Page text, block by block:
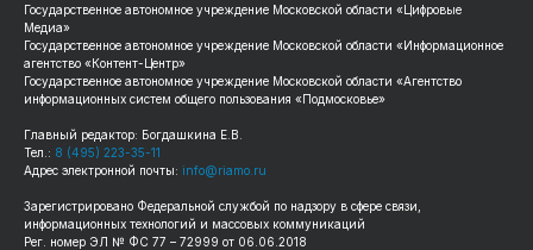
Государственное автономное учреждение Московской области «Цифровые
Медиа»
Государственное автономное учреждение Московской области «Информационное
агентство «Контент-Центр»
Государственное автономное учреждение Московской области «Агентство
информационных систем общего пользования «Подмосковье»
Главный редактор: Богдашкина Е.В.
Тел.: 8 (495) 223-35-11
Адрес электронной почты: info@riamo.ru
Зарегистрировано Федеральной службой по надзору в сфере связи,
информационных технологий и массовых коммуникаций
Рег. номер ЭЛ № ФС 77 – 72999 от 06.06.2018